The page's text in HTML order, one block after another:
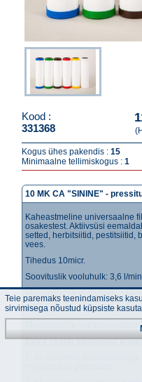
Kood :
331368
Kogus ühes pakendis :15
Minimaalne tellimiskogus :1
10 MK CA "SININE" -
Kaheastmeline universaalne
osakestest. Aktiivsüsi
setted, herbitsiitid, pestitsiitid,
vees.
Tihedus 10micr.
Soovituslik vooluhulk: 3,6 l/
Maksimaalne vooluhulk: ~40
Puhastava vee ressursid:
Maksimaalne
Extra seeria elemendid
Teie paremaks teenindamiseks
sirvimisega nõustud küpsiste